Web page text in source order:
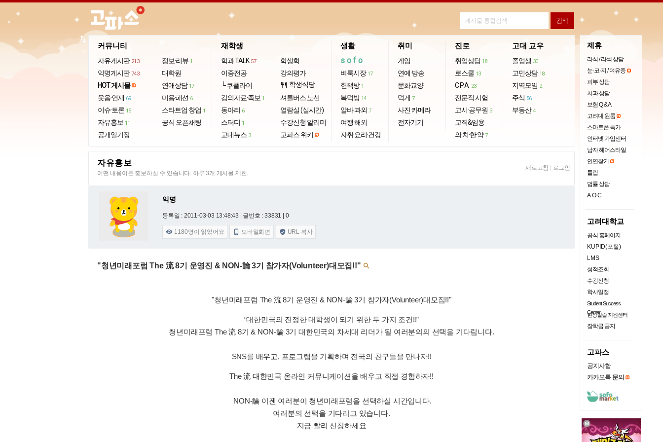
커뮤니티
자유게시판 213
익명게시판 743
HOT 게시물
웃음·연재 69
이슈·토론 15
자유홍보 11
공개일기장
정보·리뷰 1
대학원
연애상담 17
미용·패션 6
스타트업·창업 1
공식 오픈채팅
재학생
학과 TALK 57
이중전공
└ 쿠플라이
강의자료·족보 1
동아리 6
스터디 1
고대뉴스 3
학생회
강의평가
restaurant 학생식당
셔틀버스 노선
열람실 (실시간)
수강신청 알리미
고파스 위키
생활
sofo
벼룩시장 17
헌책방 1
복덕방 14
알바·과외 7
여행·해외
자취·요리·건강
취미
게임
연예·방송
문화교양
덕게 7
사진·카메라
전자기기
진로
취업상담 18
로스쿨 13
CPA 23
전문직 시험
고시·공무원 3
교직&임용
의·치·한·약 7
고대 교우
졸업생 30
고민상담 18
지역모임 2
주식 56
부동산 4
import_export
자유홍보 F
어떤 내용이든 홍보하실 수 있습니다. 하루 3개 게시물 제한.
새로고침 로그인
익명
등록일 : 2011-03-03 13:48:43 | 글번호 : 33831 | 0
 1180명이 읽었어요  모바일화면  URL 복사
"청년미래포럼 The 流 8기 운영진 & NON-論 3기 참가자(Volunteer)대모집!!" 
"청년미래포럼 The 流 8기 운영진 & NON-論 3기 참가자(Volunteer)대모집!!"
“대한민국의 진정한 대학생이 되기 위한 두 가지 조건!!”
청년미래포럼 The 流 8기 & NON-論 3기 대한민국의 차세대 리더가 될 여러분의의 선택을 기다립니다.
SNS를 배우고, 프로그램을 기획하며 전국의 친구들을 만나자!!
The 流 대한민국 온라인 커뮤니케이션을 배우고 직접 경험하자!!
NON-論 이젠 여러분이 청년미래포럼을 선택하실 시간입니다.
여러분의 선택을 기다리고 있습니다.
지금 빨리 신청하세요
제휴
라식 / 라섹 상담
눈·코·지 / 여유증
피부 상담
치과 상담
보험 Q & A
고려대 원룸
스마트폰 특가
인터넷 가입센터
남자 헤어스타일
인연찾기
튤립
법률 상담
AOC
고려대학교
공식 홈페이지
KUPID(포털)
LMS
성적조회
수강신청
학사일정
Student Success
Center
현장실습 지원센터
장학금 공지
고파스
공지사항
카카오톡 문의